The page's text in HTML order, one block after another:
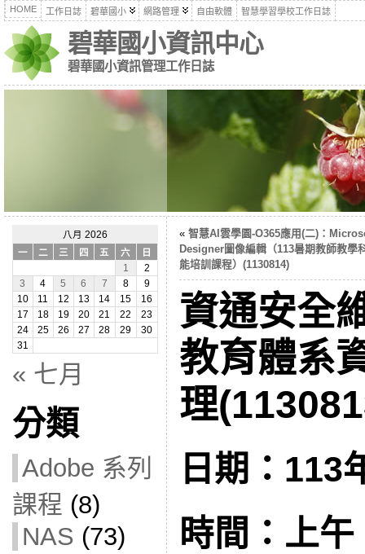
HOME 工作日誌 碧華國小 網路管理 自由軟體 智慧學習學校工作日誌
碧華國小資訊中心
碧華國小資訊管理工作日誌
八月 2026
一
二 三 四 五 六
日
1
2
3
4 5 6 7 8
9
10
11 12 13 14 15
16
17
18 19 20 21 22
23
24
25 26 27 28 29
30
31
« 七月
分類
Adobe 系列
課程 (8)
NAS (73)
« 智慧AI雲學園-O365應用(二)：
Designer圖像編輯（113暑期教師教學
能培訓課程）(1130814)
資通安全
教育體系
理
日期：113
時間：上